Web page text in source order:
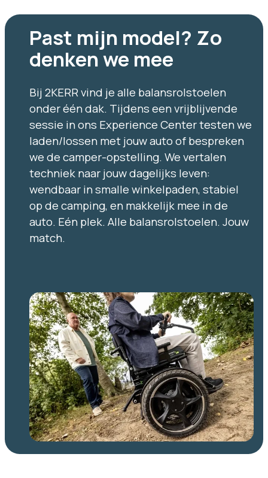
Past mijn model? Zo
denken we mee
Bij 2KERR vind je alle balansrolstoelen
onder één dak. Tijdens een vrijblijvende
sessie in ons Experience Center testen we
laden/lossen met jouw auto of bespreken
we de camper-opstelling. We vertalen
techniek naar jouw dagelijks leven:
wendbaar in smalle winkelpaden, stabiel
op de camping, en makkelijk mee in de
auto. Eén plek. Alle balansrolstoelen. Jouw
match.